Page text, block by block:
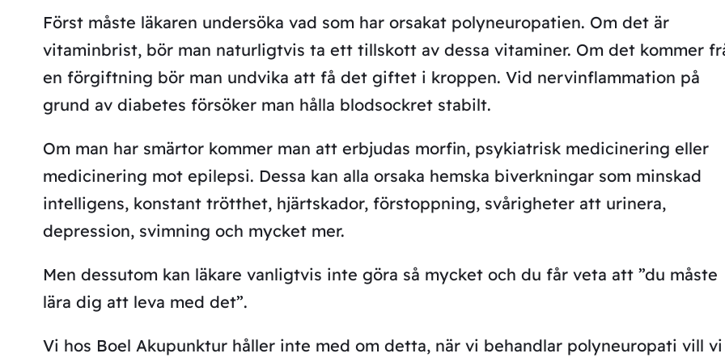
Först måste läkaren undersöka vad som har orsakat polyneuropatien. Om det är
vitaminbrist, bör man naturligtvis ta ett tillskott av dessa vitaminer. Om det kommer
en förgiftning bör man undvika att få det giftet i kroppen. Vid nervinflammation på
grund av diabetes försöker man hålla blodsockret stabilt.
Om man har smärtor kommer man att erbjudas morfin, psykiatrisk medicinering eller
medicinering mot epilepsi. Dessa kan alla orsaka hemska biverkningar som minskad
intelligens, konstant trötthet, hjärtskador, förstoppning, svårigheter att urinera,
depression, svimning och mycket mer.
Men dessutom kan läkare vanligtvis inte göra så mycket och du får veta att ”du måste
lära dig att leva med det”.
Vi hos Boel Akupunktur håller inte med om detta, när vi behandlar polyneuropati vill vi